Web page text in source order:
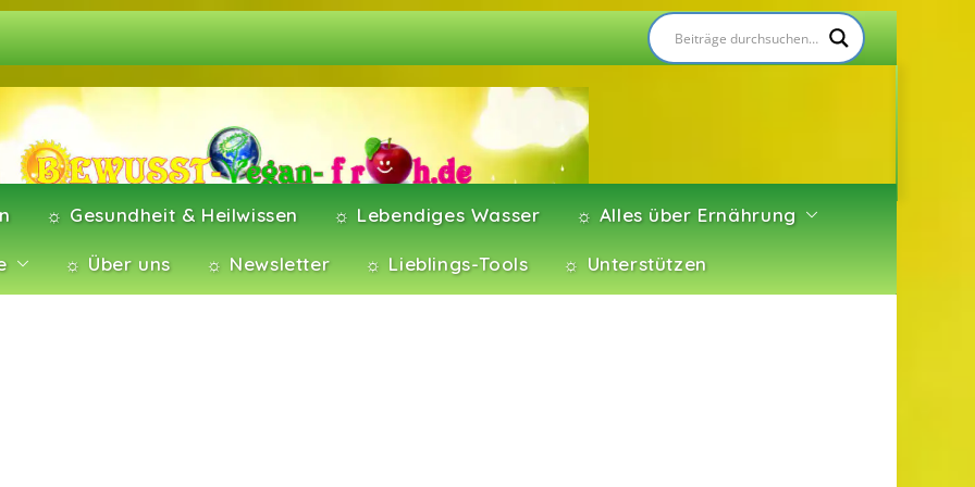
☼ Gesundheit & Heilwissen ☼ Lebendiges Wasser ☼ Alles über Ernährung
☼ Über uns ☼ Newsletter ☼ Lieblings-Tools ☼ Unterstützen